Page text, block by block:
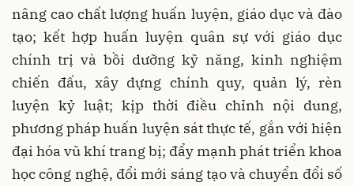
nâng cao chất lượng huấn luyện, giáo dục và đào
tạo; kết hợp huấn luyện quân sự với giáo dục
chính trị và bồi dưỡng kỹ năng, kinh nghiệm
chiến đấu, xây dựng chính quy, quản lý, rèn
luyện kỷ luật; kịp thời điều chỉnh nội dung,
phương pháp huấn luyện sát thực tế, gắn với hiện
đại hóa vũ khí trang bị; đẩy mạnh phát triển khoa
học công nghệ, đổi mới sáng tạo và chuyển đổi số